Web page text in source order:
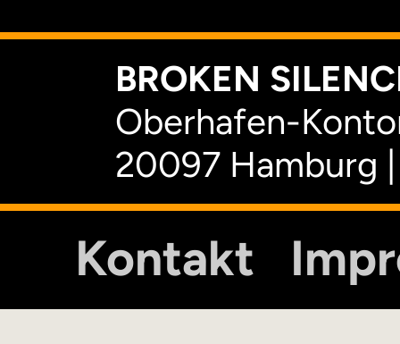
BROKEN
Oberhafen-
20097 Hamburg
Kontakt